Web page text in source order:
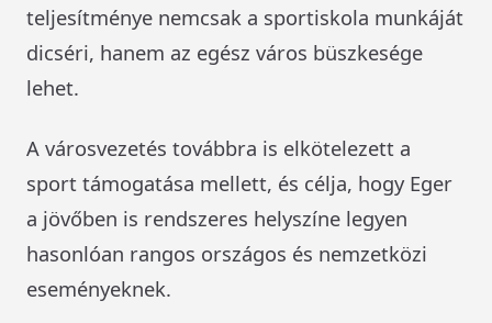
teljesítménye nemcsak a sportiskola munkáját
dicséri, hanem az egész város büszkesége
lehet.
A városvezetés továbbra is elkötelezett a
sport támogatása mellett, és célja, hogy Eger
a jövőben is rendszeres helyszíne legyen
hasonlóan rangos országos és nemzetközi
eseményeknek.